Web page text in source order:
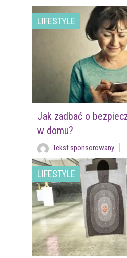
LIFESTYLE
Jak zadbać o
w domu?
Tekst sponsorowany
LIFESTYLE